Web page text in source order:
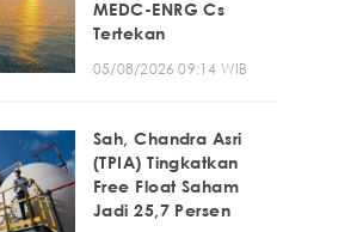
MEDC-ENRG Cs
Tertekan
05/08/2026 09:14 WIB
Sah, Chandra Asri
(TPIA) Tingkatkan
Free Float Saham
Jadi 25,7 Persen